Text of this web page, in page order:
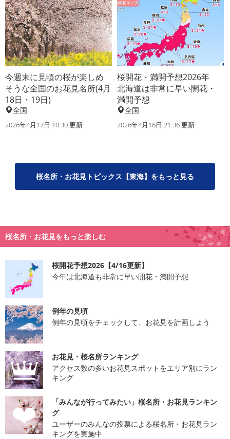
今週末に見頃の桜が楽しめ
そうな全国のお花見名所(4月
18日・19日)
全国
2026年4月17日 10:30 更新
桜開花・満開予想2026年
北海道は非常に早い開花・
満開予想
全国
2026年4月16日 21:36 更新
桜名所・お花見トピックス【東海】をもっと見る
桜名所・お花見をもっと楽しむ
桜開花予想2026【4/16更新】
今年は北海道も非常に早い開花・満開予想
例年の見頃
例年の見頃をチェックして、お花見を計画しよう
お花見・桜名所ランキング
アクセス数の多いお花見スポットをエリア別にラン
キング
「みんなが行ってみたい」桜名所・お花見ランキン
グ
ユーザーのみんなの投票による桜名所・お花見ラン
キングを実施中